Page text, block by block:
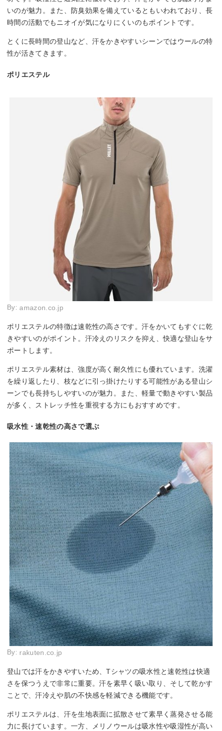
いのが魅力。また、防臭効果を備えているともいわれており、長
時間の活動でもニオイが気になりにくいのもポイントです。
とくに長時間の登山など、汗をかきやすいシーンではウールの特
性が活きてきます。
ポリエステル
By:amazon.co.jp
ポリエステルの特徴は速乾性の高さです。汗をかいてもすぐに乾
きやすいのがポイント。汗冷えのリスクを抑え、快適な登山をサ
ポートします。
ポリエステル素材は、強度が高く耐久性にも優れています。洗濯
を繰り返したり、枝などに引っ掛けたりする可能性がある登山シ
ーンでも長持ちしやすいのが魅力。また、軽量で動きやすい製品
が多く、ストレッチ性を重視する方にもおすすめです。
吸水性・速乾性の高さで選ぶ
By: rakuten.co.jp
登山では汗をかきやすいため、Tシャツの吸水性と速乾性は快適
さを保つうえで非常に重要。汗を素早く吸い取り、そして乾かす
ことで、汗冷えや肌の不快感を軽減できる機能です。
ポリエステルは、汗を生地表面に拡散させて素早く蒸発させる能
力に長けています。一方、メリノウールは吸水性や吸湿性が高い